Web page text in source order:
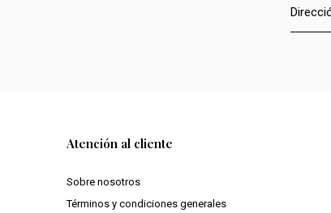
Atención al cliente
Sobre nosotros
Términos y condiciones generales